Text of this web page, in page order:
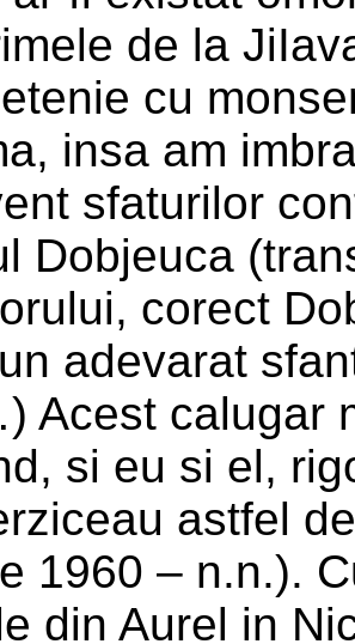
de la
cu
insa am
sfaturilor
Dobjeuca
corect
adevarat
Acest calugar
si eu si el,
astfel
1960 – n.n.).
din Aurel in